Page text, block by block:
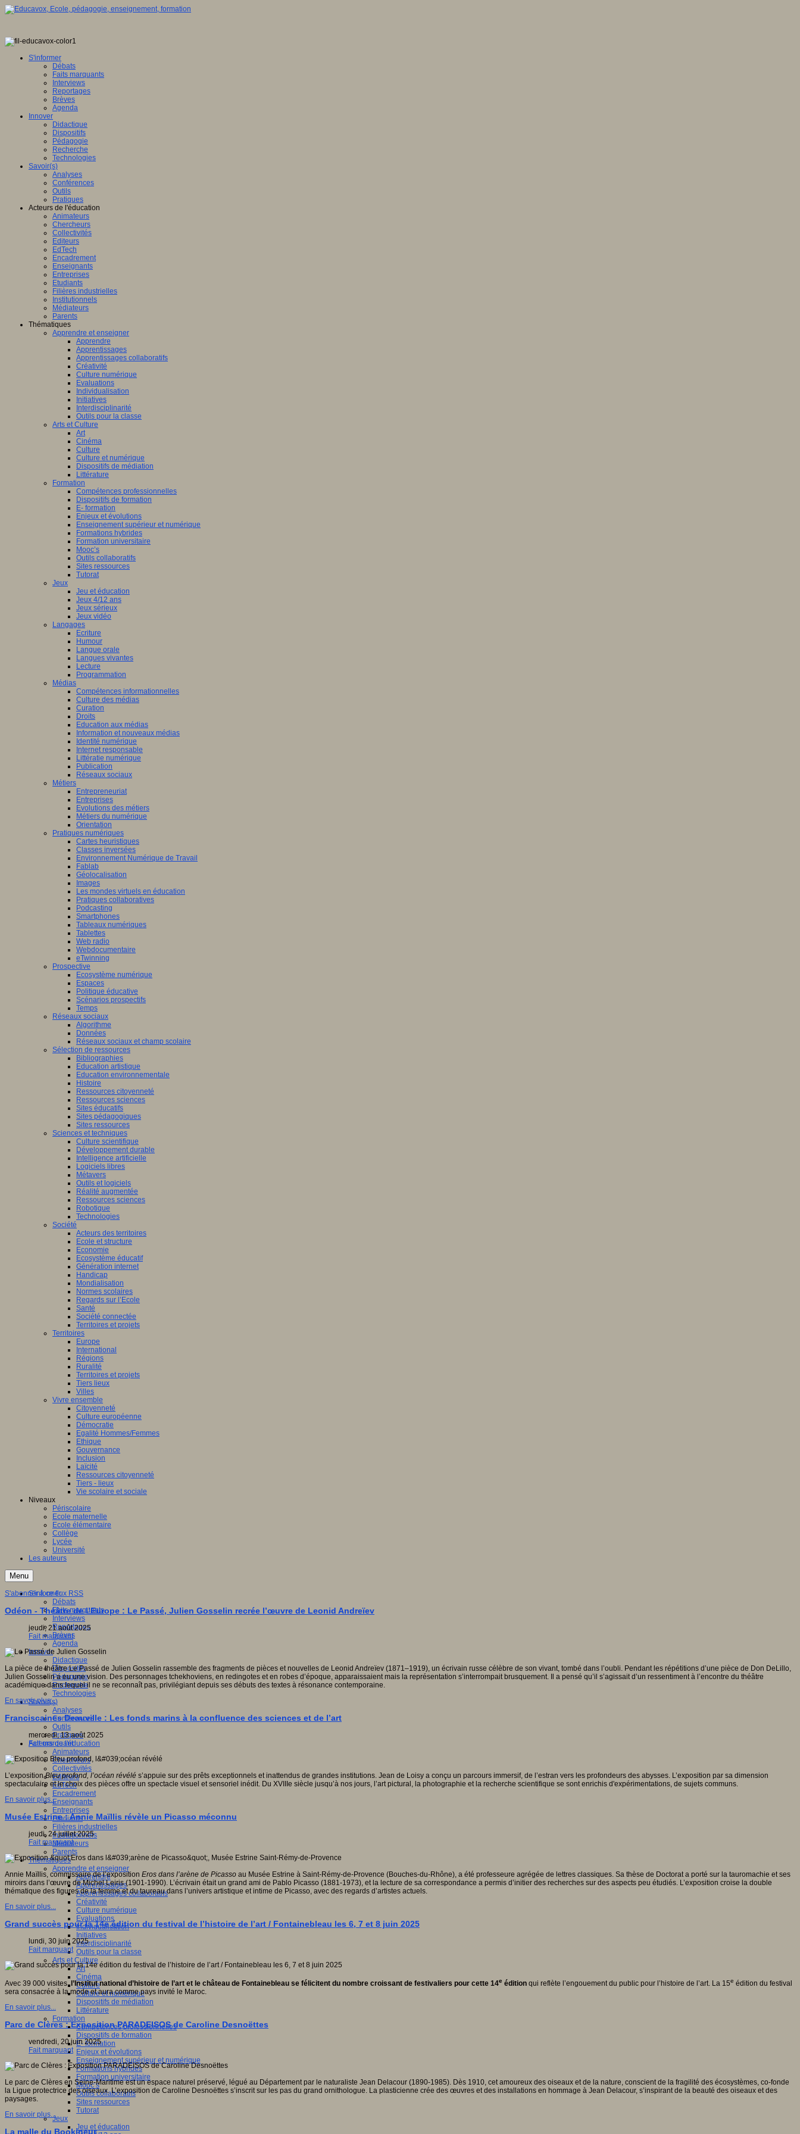
S'informer
Débats
Faits marquants
Interviews
Reportages
Brèves
Agenda
Innover
Didactique
Dispositifs
Pédagogie
Recherche
Technologies
Savoir(s)
Analyses
Conférences
Outils
Pratiques
Acteurs de l'éducation
Animateurs
Chercheurs
Collectivités
Editeurs
EdTech
Encadrement
Enseignants
Entreprises
Etudiants
Filières industrielles
Institutionnels
Médiateurs
Parents
Thématiques
Apprendre et enseigner
Apprendre
Apprentissages
Apprentissages collaboratifs
Créativité
Culture numérique
Evaluations
Individualisation
Initiatives
Interdisciplinarité
Outils pour la classe
Arts et Culture
Art
Cinéma
Culture
Culture et numérique
Dispositifs de médiation
Littérature
Formation
Compétences professionnelles
Dispositifs de formation
E- formation
Enjeux et évolutions
Enseignement supérieur et numérique
Formations hybrides
Formation universitaire
Mooc’s
Outils collaboratifs
Sites ressources
Tutorat
Jeux
Jeu et éducation
Jeux 4/12 ans
Jeux sérieux
Jeux vidéo
Langages
Ecriture
Humour
Langue orale
Langues vivantes
Lecture
Programmation
Médias
Compétences informationnelles
Culture des médias
Curation
Droits
Education aux médias
Information et nouveaux médias
Identité numérique
Internet responsable
Littératie numérique
Publication
Réseaux sociaux
Métiers
Entrepreneuriat
Entreprises
Evolutions des métiers
Métiers du numérique
Orientation
Pratiques numériques
Cartes heuristiques
Classes inversées
Environnement Numérique de Travail
Fablab
Géolocalisation
Images
Les mondes virtuels en éducation
Pratiques collaboratives
Podcasting
Smartphones
Tableaux numériques
Tablettes
Web radio
Webdocumentaire
eTwinning
Prospective
Ecosystème numérique
Espaces
Politique éducative
Scénarios prospectifs
Temps
Réseaux sociaux
Algorithme
Données
Réseaux sociaux et champ scolaire
Sélection de ressources
Bibliographies
Education artistique
Education environnementale
Histoire
Ressources citoyenneté
Ressources sciences
Sites éducatifs
Sites pédagogiques
Sites ressources
Sciences et techniques
Culture scientifique
Développement durable
Intelligence artificielle
Logiciels libres
Métavers
Outils et logiciels
Réalité augmentée
Ressources sciences
Robotique
Technologies
Société
Acteurs des territoires
Ecole et structure
Economie
Ecosystème éducatif
Génération internet
Handicap
Mondialisation
Normes scolaires
Regards sur l’Ecole
Santé
Société connectée
Territoires et projets
Territoires
Europe
International
Régions
Ruralité
Territoires et projets
Tiers lieux
Villes
Vivre ensemble
Citoyenneté
Culture européenne
Démocratie
Egalité Hommes/Femmes
Ethique
Gouvernance
Inclusion
Laïcité
Ressources citoyenneté
Tiers - lieux
Vie scolaire et sociale
Niveaux
Périscolaire
Ecole maternelle
Ecole élémentaire
Collège
Lycée
Université
Les auteurs
Menu
S'informer
Débats
Faits marquants
Interviews
Reportages
Brèves
Agenda
Innover
Didactique
Dispositifs
Pédagogie
Recherche
Technologies
Savoir(s)
Analyses
Conférences
Outils
Pratiques
Acteurs de l'éducation
Animateurs
Chercheurs
Collectivités
Editeurs
EdTech
Encadrement
Enseignants
Entreprises
Etudiants
Filières industrielles
Institutionnels
Médiateurs
Parents
Thématiques
Apprendre et enseigner
Apprendre
Apprentissages
Apprentissages collaboratifs
Créativité
Culture numérique
Evaluations
Individualisation
Initiatives
Interdisciplinarité
Outils pour la classe
Arts et Culture
Art
Cinéma
Culture
Culture et numérique
Dispositifs de médiation
Littérature
Formation
Compétences professionnelles
Dispositifs de formation
E- formation
Enjeux et évolutions
Enseignement supérieur et numérique
Formations hybrides
Formation universitaire
Mooc’s
Outils collaboratifs
Sites ressources
Tutorat
Jeux
Jeu et éducation
S'abonner à ce flux RSS
Odéon - Théâtre de l’Europe : Le Passé, Julien Gosselin recrée l’œuvre de Leonid Andreïev
jeudi, 21 août 2025
Fait marquant
La pièce de théâtre Le Passé de Julien Gosselin rassemble des fragments de pièces et nouvelles de Leonid Andreïev (1871–1919), un écrivain russe célèbre de son vivant, tombé dans l’oubli. Pendant les répétitions d’une pièce de Don DeLillo,
Julien Gosselin a eu une vision. Des personnages tchekhoviens, en redingotes et en robes d’époque, apparaissaient mais la représentation s’interrompait brusquement. Il a pensé qu’il s’agissait d’un ressentiment à l’encontre du théâtre
académique dans lequel il ne se reconnaît pas, privilégiant depuis ses débuts des textes à résonance contemporaine.
En savoir plus...
Franciscaines Deauville : Les fonds marins à la confluence des sciences et de l’art
mercredi, 13 août 2025
Fait marquant
L’expositionBleu profond, l’océan révélé s’appuie sur des prêts exceptionnels et inattendus de grandes institutions. Jean de Loisy a conçu un parcours immersif, de l’estran vers les profondeurs des abysses. L’exposition par sa dimension
spectaculaire et le choix des pièces offre un spectacle visuel et sensoriel inédit. Du XVIIIe siècle jusqu’à nos jours, l’art pictural, la photographie et la recherche scientifique se sont enrichis d'expérimentations, de sujets communs.
En savoir plus...
Musée Estrine : Annie Maïllis révèle un Picasso méconnu
jeudi, 24 juillet 2025
Fait marquant
Annie Maïllis, commissaire de l’exposition Eros dans l’arène de Picasso au Musée Estrine à Saint-Rémy-de-Provence (Bouches-du-Rhône), a été professeure agrégée de lettres classiques. Sa thèse de Doctorat a porté sur la tauromachie et ses
miroirs dans l’œuvre de Michel Leiris (1901-1990). L’écrivain était un grand ami de Pablo Picasso (1881-1973), et la lecture de sa correspondance a permis d’initier des recherches sur des aspects peu étudiés. L’exposition croise la double
thématique des figures de la femme et du taureau dans l’univers artistique et intime de Picasso, avec des regards d’artistes actuels.
En savoir plus...
Grand succès pour la 14e édition du festival de l’histoire de l’art / Fontainebleau les 6, 7 et 8 juin 2025
lundi, 30 juin 2025
Fait marquant
Avec 39 000 visites, l’Institut national d’histoire de l’art et le château de Fontainebleau se félicitent du nombre croissant de festivaliers pour cette 14e édition qui reflète l’engouement du public pour l’histoire de l’art. La 15e édition du festival
sera consacrée à la mode et aura comme pays invité le Maroc.
En savoir plus...
Parc de Clères : Exposition PARADEISOS de Caroline Desnoëttes
vendredi, 20 juin 2025
Fait marquant
Le parc de Clères en Seine-Maritime est un espace naturel préservé, légué au Département par le naturaliste Jean Delacour (1890-1985). Dès 1910, cet amoureux des oiseaux et de la nature, conscient de la fragilité des écosystèmes, co-fonde
la Ligue protectrice des oiseaux. L’exposition de Caroline Desnoëttes s’inscrit sur les pas du grand ornithologue. La plasticienne crée des œuvres et des installations en hommage à Jean Delacour, s’inspirant de la beauté des oiseaux et des
paysages.
En savoir plus...
La malle du Bookineur